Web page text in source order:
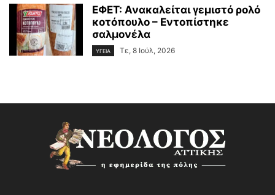
ΕΦΕΤ: Ανακαλείται γεμιστό ρολό
κοτόπουλο – Εντοπίστηκε
σαλμονέλα
ΥΓΕΙΑ Τε, 8 Ιούλ, 2026